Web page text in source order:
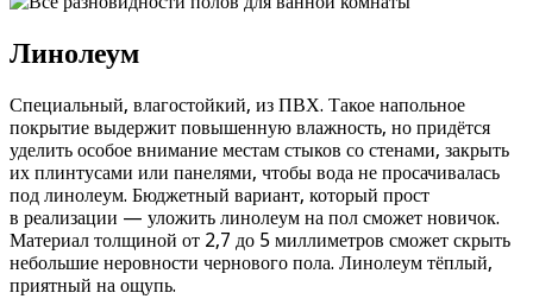
Линолеум
Специальный, влагостойкий, из ПВХ. Такое напольное
покрытие выдержит повышенную влажность, но придётся
уделить особое внимание местам стыков со стенами, закрыть
их плинтусами или панелями, чтобы вода не просачивалась
под линолеум. Бюджетный вариант, который прост
в реализации — уложить линолеум на пол сможет новичок.
Материал толщиной от 2,7 до 5 миллиметров сможет скрыть
небольшие неровности чернового пола. Линолеум тёплый,
приятный на ощупь.